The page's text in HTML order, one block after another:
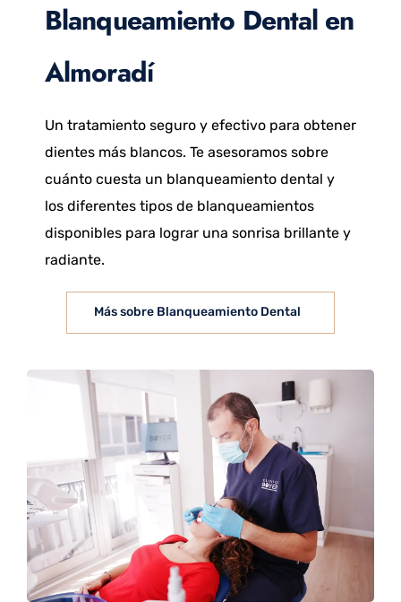
Blanqueamiento Dental en
Almoradí
Un tratamiento seguro y efectivo para obtener
dientes más blancos. Te asesoramos sobre
cuánto cuesta un blanqueamiento dental y
los diferentes tipos de blanqueamientos
disponibles para lograr una sonrisa brillante y
radiante.
Más sobre Blanqueamiento Dental